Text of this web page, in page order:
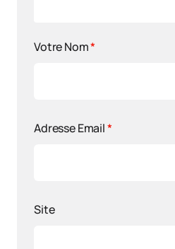
Votre Nom*
Adresse Email*
Site